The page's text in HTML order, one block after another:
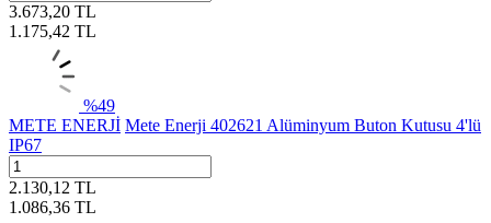
3.673,20 TL
1.175,42 TL
%49
METE ENERJİ Mete Enerji 402621 Alüminyum Buton Kutusu 4'lü
IP67
2.130,12 TL
1.086,36 TL